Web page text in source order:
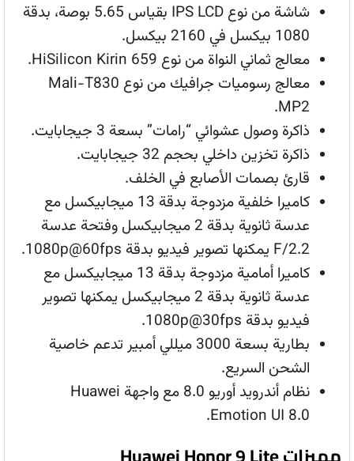
شاشة من نوع IPS LCD بقياس 5.65 بوصة، بدقة
1080 بيكسل في 2160 بيكسل.
معالج ثماني النواة من نوع HiSilicon Kirin 659.
معالج رسوميات جرافيك من نوع Mali-T830
MP2.
ذاكرة وصول عشوائي “رامات” بسعة 3 جيجابايت.
ذاكرة تخزين داخلي بحجم 32 جيجابايت.
قارئ بصمات الأصابع في الخلف.
كاميرا خلفية مزدوجة بدقة 13 ميجابيكسل مع
عدسة ثانوية بدقة 2 ميجابيكسل وفتحة عدسة
F/2.2 يمكنها تصوير فيديو بدقة 1080p@60fps.
كاميرا أمامية مزدوجة بدقة 13 ميجابيكسل مع
عدسة ثانوية بدقة 2 ميجابيكسل يمكنها تصوير
فيديو بدقة 1080p@30fps.
بطارية بسعة 3000 ميللي أمبير تدعم خاصية
الشحن السريع.
نظام أندرويد أوريو 8.0 مع واجهة Huawei
Emotion UI 8.0.